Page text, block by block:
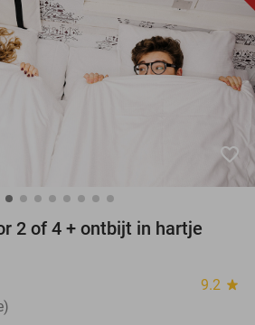
10+ miljoen leden
favorite_border
2 of 4 + ontbijt in hartje
9.2 star